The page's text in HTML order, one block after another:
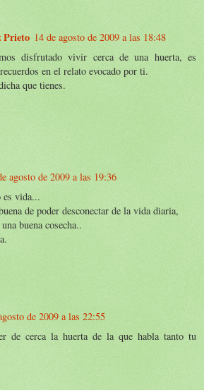
Prieto 14 de agosto de 2009 a las 18:48
disfrutado vivir cerca de una huerta, es
en el relato evocado por ti.
que tienes.
agosto de 2009 a las 19:36
es vida...
de poder desconectar de la vida diaria,
buena cosecha..
de 2009 a las 22:55
de cerca la huerta de la que habla tanto tu